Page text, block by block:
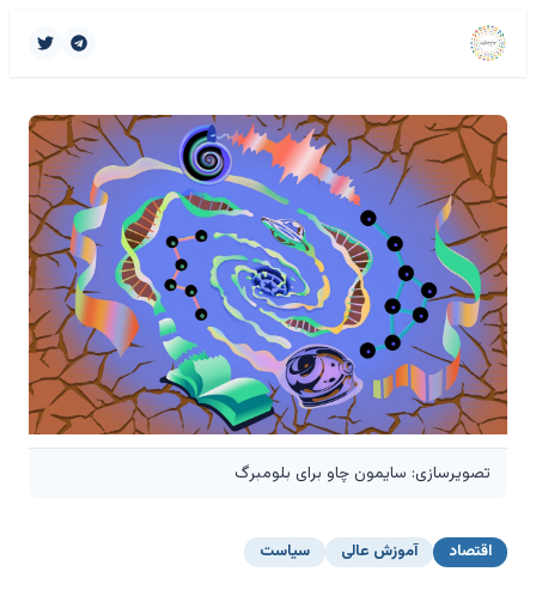
تصویرسازی: سایمون چاو برای بلومبرگ
اقتصاد آموزش عالی سیاست